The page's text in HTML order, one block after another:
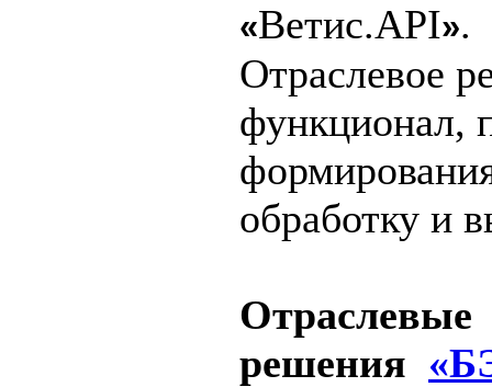
«Ветис.API».
Отраслевое
функционал,
обработку и
Отраслевые
решения